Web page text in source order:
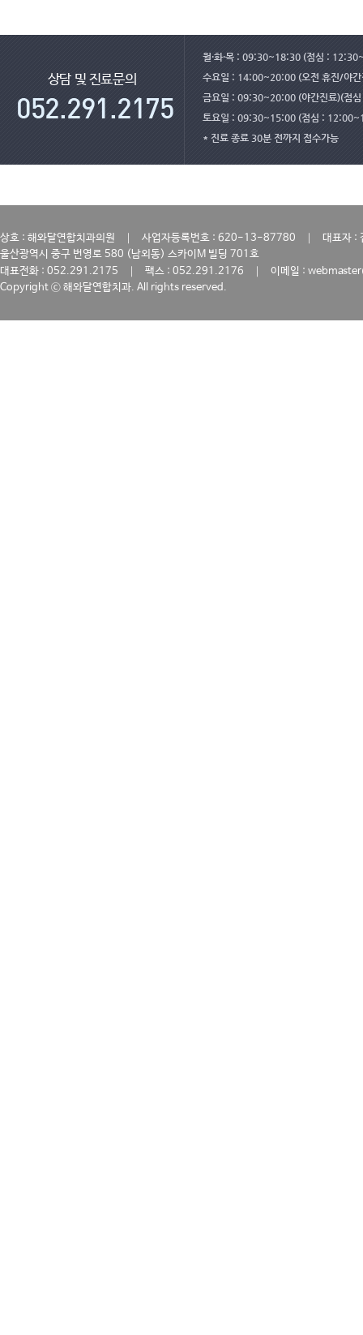
상담 및 진료문의
월·화·목 : 09:30~18:30 (점심 :
수요일 : 14:00~20:00 (오전 휴진/야간
금요일 : 09:30~20:00 (야간진료)(점
토요일 : 09:30~15:00 (점심 :
* 진료 종료 30분 전까지 접수가능
상호 : 해와달연합치과의원 사업자등록번호 : 620-13-87780
대표자 :
울산광역시 중구 번영로 580 (남외동) 스카이M 빌딩 701호
대표전화 : 052.291.2175
팩스 : 052.291.2176
이메일 :
Copyright ⓒ 해와달연합치과. All rights reserved.